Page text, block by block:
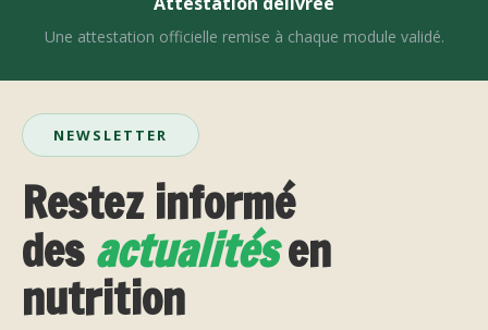
Une attestation officielle remise à chaque module validé.
NEWSLETTER
Restez informé
desactualitésen
nutrition